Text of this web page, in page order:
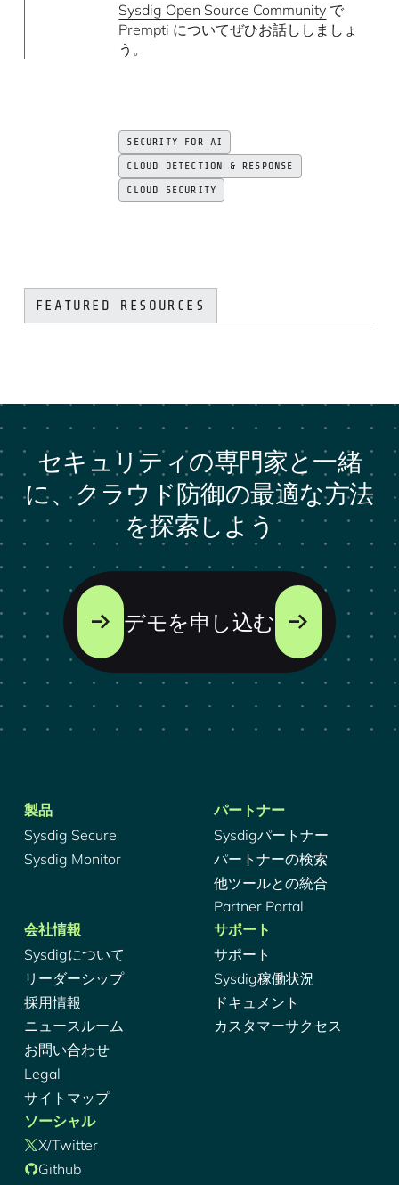
Sysdig Open Source Community で
Prempti についてぜひお話ししましょ
う。
SECURITY FOR AI
CLOUD DETECTION & RESPONSE
CLOUD SECURITY
FEATURED RESOURCES
セキュリティの専門家と一緒
に、クラウド防御の最適な方法
を探索しよう
デモを申し込む
製品
Sysdig Secure
Sysdig Monitor
パートナー
Sysdigパートナー
パートナーの検索
他ツールとの統合
Partner Portal
会社情報
Sysdigについて
リーダーシップ
採用情報
ニュースルーム
お問い合わせ
Legal
サイトマップ
サポート
サポート
Sysdig稼働状況
ドキュメント
カスタマーサクセス
ソーシャル
X/Twitter
Github